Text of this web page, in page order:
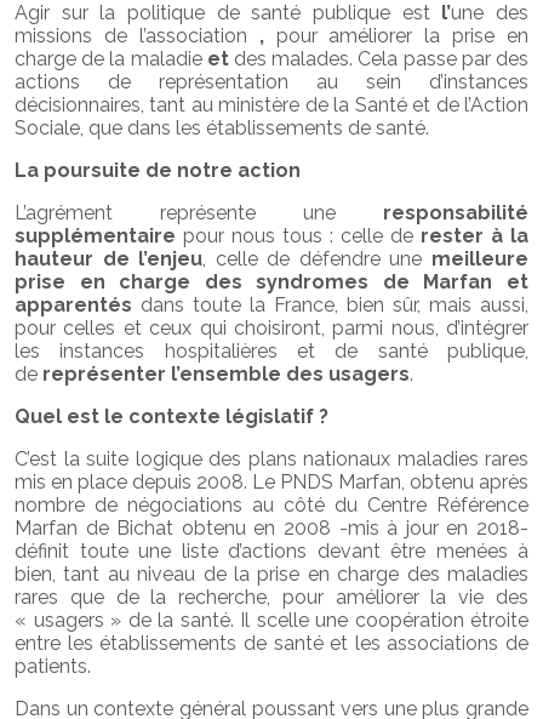
Agir sur la politique de santé publique estl’une des
missions de l’association , pour améliorer la prise en
charge de la maladie etdes malades. Cela passe par des
actions de représentation au sein d’instances
décisionnaires, tant au ministère de la Santé et de l’Action
Sociale, que dans les établissements de santé.
La poursuite de notre action
L’agrément représente une responsabilité
supplémentaire pour nous tous : celle de rester à la
hauteur de l’enjeu, celle de défendre une meilleure
prise en charge des syndromes de Marfan et
apparentés dans toute la France, bien sûr, mais aussi,
pour celles et ceux qui choisiront, parmi nous, d’intégrer
les instances hospitalières et de santé publique,
de représenter l’ensemble des usagers.
Quel est le contexte législatif ?
C’est la suite logique des plans nationaux maladies rares
mis en place depuis 2008. Le PNDS Marfan, obtenu après
nombre de négociations au côté du Centre Référence
Marfan de Bichat obtenu en 2008 -mis à jour en 2018-
définit toute une liste d’actions devant être menées à
bien, tant au niveau de la prise en charge des maladies
rares que de la recherche, pour améliorer la vie des
« usagers » de la santé. Il scelle une coopération étroite
entre les établissements de santé et les associations de
patients.
Dans un contexte général poussant vers une plus grande